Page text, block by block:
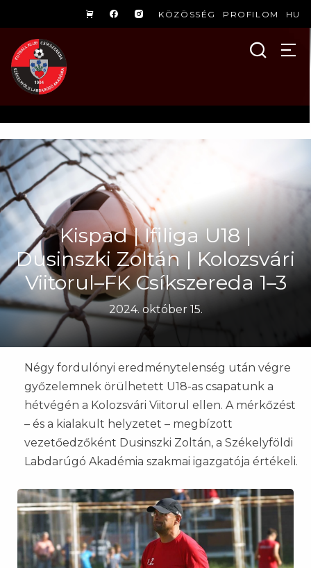
KÖZÖSSÉG PROFILOM HU
Kispad | Ifiliga U18 |
Dusinszki Zoltán | Kolozsvári
Viitorul–FK Csíkszereda 1–3
2024. október 15.
Négy fordulónyi eredménytelenség után végre
győzelemnek örülhetett U18-as csapatunk a
hétvégén a Kolozsvári Viitorul ellen. A mérkőzést
– és a kialakult helyzetet – megbízott
vezetőedzőként Dusinszki Zoltán, a Székelyföldi
Labdarúgó Akadémia szakmai igazgatója értékeli.